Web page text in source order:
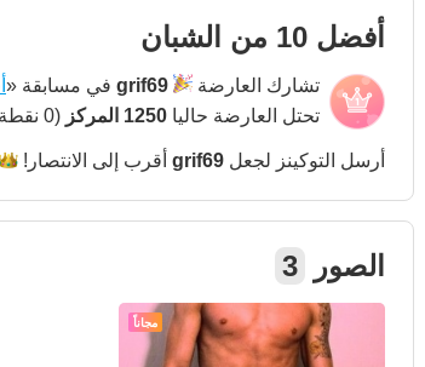
أفضل 10 من الشبان
تشارك العارضة grif69 في مسابقة «
تحتل العارضة حاليا 1250 المركز (0 نقطة).
أرسل التوكينز لجعل grif69 أقرب إلى الانتصار!
الصور 3
مجاناً